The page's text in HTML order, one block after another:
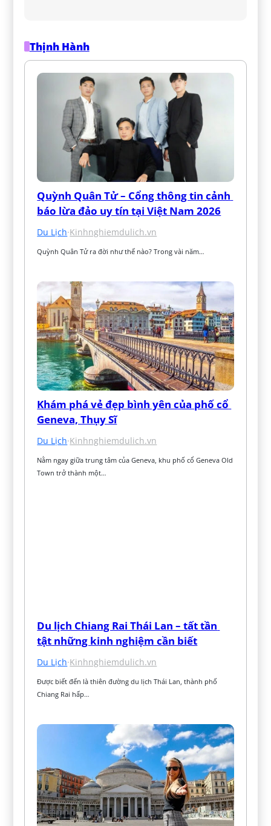
Thịnh Hành
Quỳnh Quân Tử – Cổng thông tin cảnh
báo lừa đảo uy tín tại Việt Nam 2026
Du Lịch·Kinhnghiemdulich.vn
Quỳnh Quân Tử ra đời như thế nào? Trong vài năm…
Khám phá vẻ đẹp bình yên của phố cổ
Geneva, Thụy Sĩ
Du Lịch·Kinhnghiemdulich.vn
Nằm ngay giữa trung tâm của Geneva, khu phố cổ Geneva Old
Town trở thành một…
Du lịch Chiang Rai Thái Lan – tất tần
tật những kinh nghiệm cần biết
Du Lịch·Kinhnghiemdulich.vn
Được biết đến là thiên đường du lịch Thái Lan, thành phố
Chiang Rai hấp…